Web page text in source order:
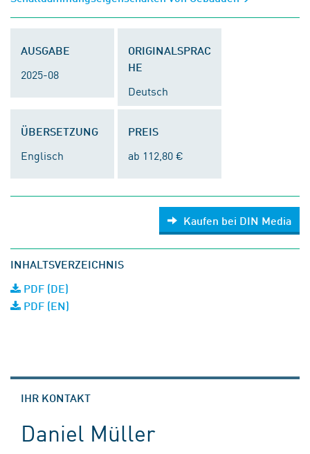
AUSGABE
2025-08
ORIGINALSPRAC
HE
Deutsch
ÜBERSETZUNG
Englisch
PREIS
ab 112,80 €
Kaufen bei DIN Media
INHALTSVERZEICHNIS
PDF (DE)
PDF (EN)
IHR KONTAKT
Daniel Müller